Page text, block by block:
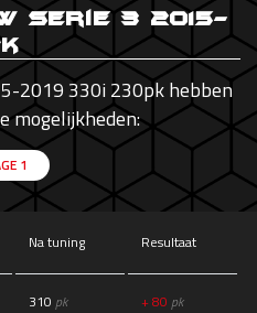
Serie 3 2015-
2019 330i 230pk hebben
mogelijkheden:
1
Na tuning Resultaat
310 pk + 80 pk